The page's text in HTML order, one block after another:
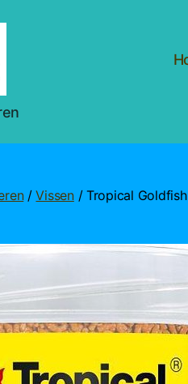
/Vissen/ Tropical